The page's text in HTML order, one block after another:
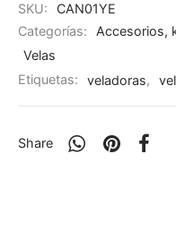
SKU:
CAN01YE
Categorías:
Accesorios,
Velas
Etiquetas:
veladoras,
Share